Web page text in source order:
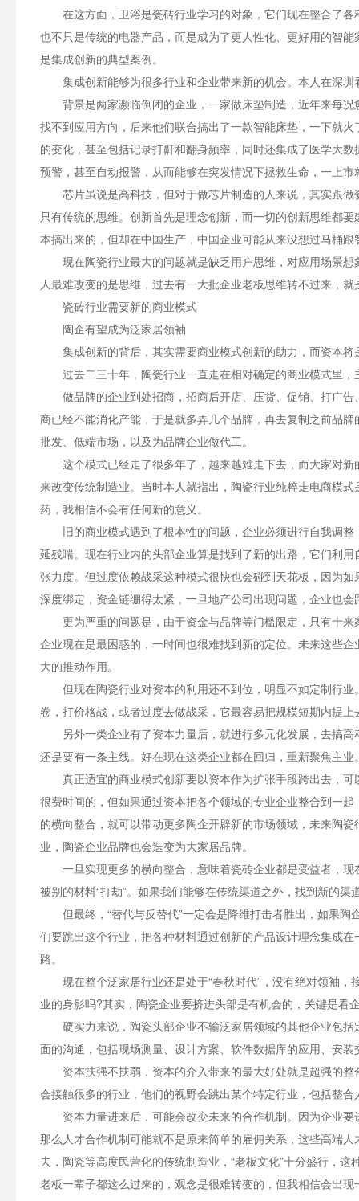
在这方面，卫浴是瓷砖行业学习的对象，它们现在整合了
也不只是传统的电器产品，而是成为了更人性化、更好用的智
是集成创新的典型案例。
集成创新能够为很多行业和企业带来新的机会。本人在深
背景是两家濒临倒闭的企业，一家做床垫制造，近年来每
找不到应用方向，后来他们联合搞出了一款智能床垫，一下就
的变化，甚至包括记录打鼾和翻身频率，同时还集成了医学大
预警，甚至自动报警，从而能够在突发情况下拯救生命，一上市
芯片虽说是高科技，但对于做芯片制造的人来说，其实跟
只有传统的思维。创新首先是理念创新，而一切的创新思维都
本搞出来的，但却在中国生产，中国企业可能从来没想过马桶跟
现在陶瓷行业最大的问题就是缺乏用户思维，对应用场景
人最难改变的是思维，过去有一大批企业老板思维转不过来，
瓷砖行业需要新的商业模式
陶企有望成为泛家居领袖
集成创新的背后，其实需要商业模式创新的助力，而资本
过去二三十年，陶瓷行业一直走在相对确定的商业模式里
做品牌的企业到处招商，招商后开店、压货、促销、打广
商已经不能消化产能，于是就多弄几个品牌，再去复制之前品
批发、低端市场，以及为品牌企业做代工。
这个模式已经走了很多年了，越来越难走下去，而大家对
来改变传统制造业。当时本人就指出，陶瓷行业纯粹走电商模
药，我相信不会有任何新的意义。
旧的商业模式遇到了根本性的问题，企业必须进行自我调
延残喘。现在行业内的头部企业算是找到了新的出路，它们利
张力度。但过度依赖战采这种模式很快也会碰到天花板，因为
深度绑定，资金链绷得太紧，一旦地产公司出现问题，企业也
更为严重的问题是，由于资金与品牌等门槛限定，只有十
企业现在是最困惑的，一时间也很难找到新的定位。未来这些
大的推动作用。
但现在陶瓷行业对资本的利用还不到位，明显不如定制行
卷，打价格战，或者过度去做战采，它最容易把规模短期内提
另外一类企业有了资本力量后，就进行多元化发展，去搞
还是要有一条主线。好在现在这类企业都在回归，重新聚焦主业
真正适宜的商业模式创新要以资本作为扩张手段跨出去，
很费时间的，但如果通过资本把各个领域的专业企业整合到一
的横向整合，就可以带动更多陶企开辟新的市场领域，未来陶
业，陶瓷企业品牌也会迭变为大家居品牌。
一旦实现更多的横向整合，意味着瓷砖企业都是受益者，
被别的材料“打劫”。如果我们能够在传统渠道之外，找到新的
但最终，“替代与反替代”一定会是降维打击者胜出，如果
们要跳出这个行业，把各种材料通过创新的产品设计理念集成
路。
现在整个泛家居行业还是处于“春秋时代”，没有绝对领袖
业的身影吗?其实，陶瓷企业要挤进头部是有机会的，关键是
硬实力来说，陶瓷头部企业不输泛家居领域的其他企业包
面的沟通，包括现场测量、设计方案、软件数据库的应用、安装
资本扶强不扶弱，资本的介入带来的最大好处就是超强的
会接触很多的行业，他们的视野会跳出某个特定行业，包括整
资本力量进来后，可能会改变未来的合作机制。因为企业
那么人才合作机制可能就不是原来简单的雇佣关系，这些高端
去，陶瓷等高度民营化的传统制造业，“老板文化”十分盛行，
老板一辈子都这么过来的，观念是很难转变的，但我相信会出